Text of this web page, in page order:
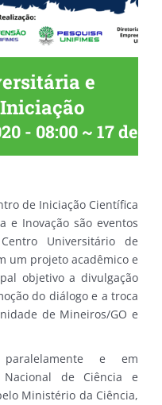
e
- 08:00 ~ 17 de
de Iniciação Científica
e Inovação são eventos
Universitário de
um projeto acadêmico e
objetivo a divulgação
do diálogo e a troca
de Mineiros/GO e
paralelamente e em
de Ciência e
Ministério da Ciência,